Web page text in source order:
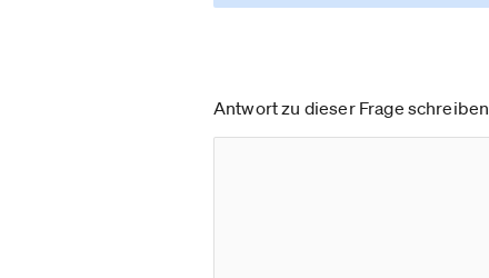
Antwort zu dieser Frage schreiben